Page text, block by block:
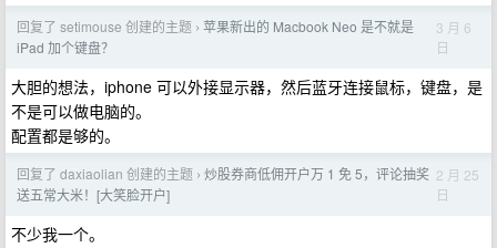
回复了 setimouse 创建的主题 › 苹果新出的 Macbook Neo 是不就是
iPad 加个键盘？
3 月 6
日
大胆的想法，iphone 可以外接显示器，然后蓝牙连接鼠标，键盘，是
不是可以做电脑的。
配置都是够的。
回复了 daxiaolian 创建的主题 › 炒股券商低佣开户万 1 免 5，评论抽奖
送五常大米！[大笑脸开户]
2 月 25
日
不少我一个。